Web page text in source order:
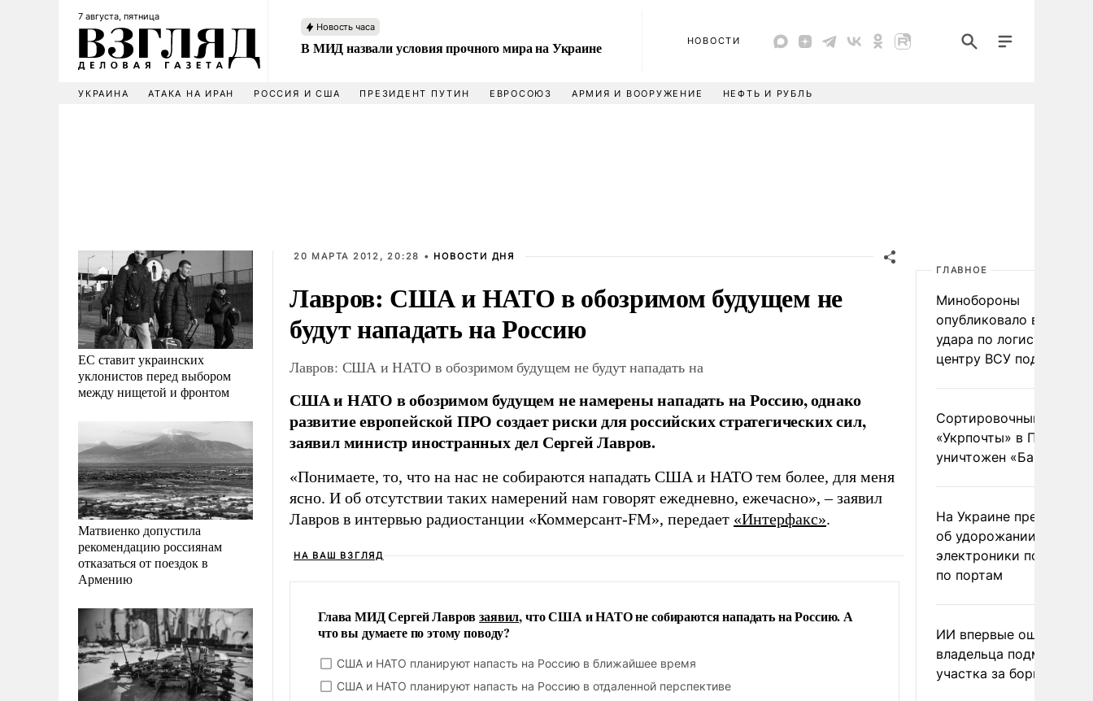
7 августа, пятница
Новость часа
В МИД назвали условия прочного мира на Украине НОВОСТИ
УКРАИНА АТАКА НА ИРАН РОССИЯ И США ПРЕЗИДЕНТ ПУТИН ЕВРОСОЮЗ АРМИЯ И ВООРУЖЕНИЕ НЕФТЬ И РУБЛЬ
ЕС ставит украинских
уклонистов перед выбором
между нищетой и фронтом
Матвиенко допустила
рекомендацию россиянам
отказаться от поездок в
Армению
20 МАРТА 2012, 20:28 • НОВОСТИ ДНЯ
Лавров: США и НАТО в обозримом будущем не
будут нападать на Россию
Лавров: США и НАТО в обозримом будущем не будут нападать на
США и НАТО в обозримом будущем не намерены нападать на Россию, однако
развитие европейской ПРО создает риски для российских стратегических сил,
заявил министр иностранных дел Сергей Лавров.
«Понимаете, то, что на нас не собираются нападать США и НАТО тем более, для меня
ясно. И об отсутствии таких намерений нам говорят ежедневно, ежечасно», – заявил
Лавров в интервью радиостанции «Коммерсант-FM», передает «Интерфакс».
НА ВАШ ВЗГЛЯД
Глава МИД Сергей Лавровзаявил, что США и НАТО не собираются нападать на Россию. А
что вы думаете по этому поводу?
США и НАТО планируют напасть на Россию в ближайшее время
США и НАТО планируют напасть на Россию в отдаленной перспективе
ГЛАВНОЕ
Минобороны
опубликовало видео
удара по
центру ВСУ под Киевом
Сортировочный пункт
«Укрпочты» в
уничтожен
На Украине
об удорожании
электроники после
по портам
ИИ впервые
владельца
участка за борщевик